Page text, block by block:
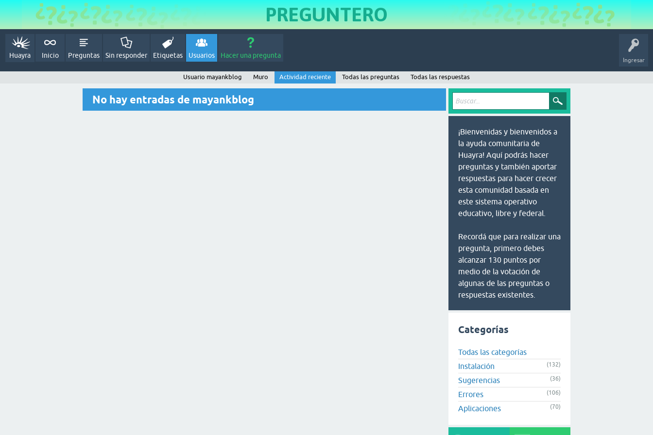
PREGUNTERO
Ingresar
Huayra Inicio Preguntas Sin responder Etiquetas Usuarios Hacer una pregunta
Usuario mayankblog Muro Actividad reciente Todas las preguntas Todas las respuestas
No hay entradas de mayankblog
¡Bienvenidas y bienvenidos a
la ayuda comunitaria de
Huayra! Aquí podrás hacer
preguntas y también aportar
respuestas para hacer crecer
esta comunidad basada en
este sistema operativo
educativo, libre y federal.
Recordá que para realizar una
pregunta, primero debes
alcanzar 130 puntos por
medio de la votación de
algunas de las preguntas o
respuestas existentes.
Categorías
Todas las categorías
Instalación
(132)
Sugerencias (36)
Errores (106)
Aplicaciones (70)